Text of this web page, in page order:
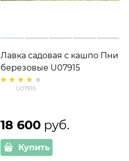
Лавка садовая с кашпо Пни
березовые U07915
стеклопластик
U07915
18 600 руб.
Купить